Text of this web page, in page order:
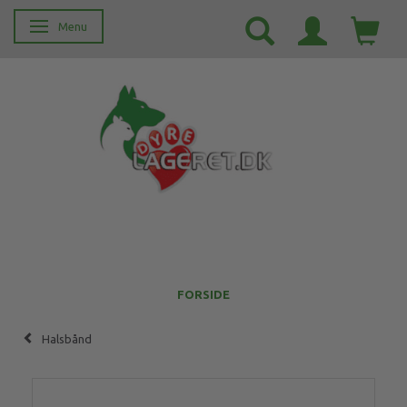
Skifte navigation
Menu
FORSIDE
Halsbånd